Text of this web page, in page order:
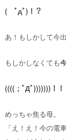
( ﾟдﾟ)！？
あ！もしかして今
もしかしなくても
((((；ﾟДﾟ)))))))！！
めっちゃ焦る母。
「え！え！今の電